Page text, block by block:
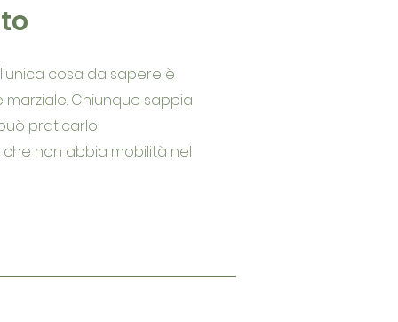
cosa da sapere è
Chiunque sappia
praticarlo
non abbia mobilità nel